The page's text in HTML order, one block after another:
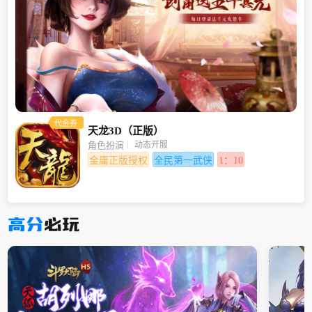
代金券
天龙3D（正版）
角色扮演 动态开服
金庸正版授权 全民第一武侠 1：10
高分必玩